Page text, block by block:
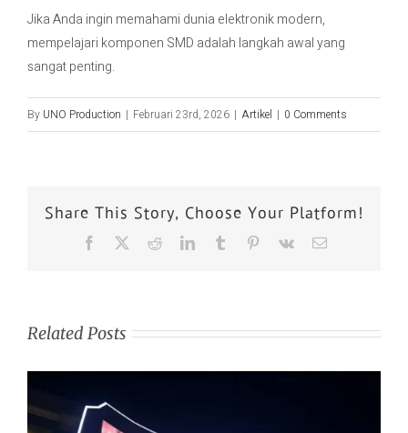
Jika Anda ingin memahami dunia elektronik modern,
mempelajari komponen SMD adalah langkah awal yang
sangat penting.
By UNO Production | Februari 23rd, 2026 | Artikel | 0 Comments
Share This Story, Choose Your Platform!
Related Posts